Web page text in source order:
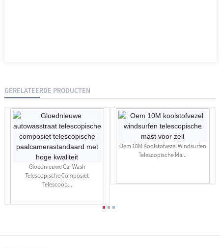
GERELATEERDE PRODUCTEN
Gloednieuwe Car Wash
Telescopische Composiet
Telescoop...
Oem 10M Koolstofvezel Windsurfen
Telescopische Ma...